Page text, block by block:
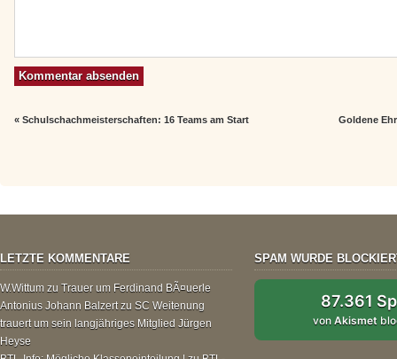
«Schulschachmeisterschaften: 16 Teams am Start Goldene
LETZTE KOMMENTARE
W.Wittum zu Trauer um Ferdinand BÃ¤uerle
Antonius Johann Balzertzu SC Weitenung
trauert um sein langjähriges Mitglied Jürgen
Heyse
SPAM WURDE
87.361
vonAkismet